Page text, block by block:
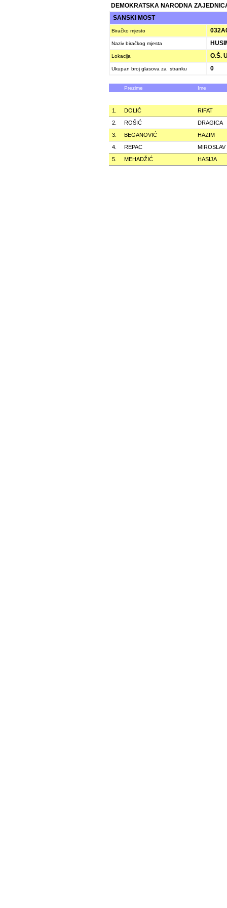
DEMOKRATSKA NARODNA
SANSKI MOST
Biračko mjesto
Naziv biračkog mjesta
Lokacija O.Š.
Ukupan broj glasova za stranku 0
Prezime Ime
1. DOLIĆ
RIFAT
2.
ROŠIĆ
DRAGICA
3.
BEGANOVIĆ
HAZIM
4.
REPAC
MIROSLAV
5.
MEHADŽIĆ HASIJA